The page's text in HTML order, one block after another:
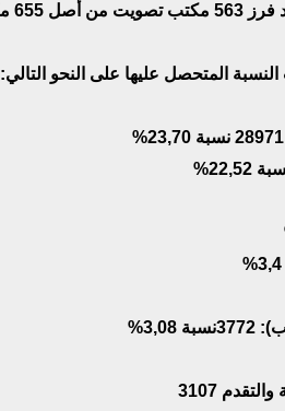
نسبة 85,95%.
المتحصل عليها على النحو التالي:
3107